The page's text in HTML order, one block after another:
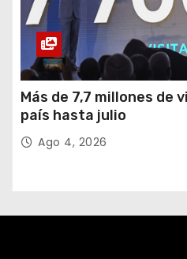
Más de 7,7 millones de
país hasta julio
Ago 4, 2026